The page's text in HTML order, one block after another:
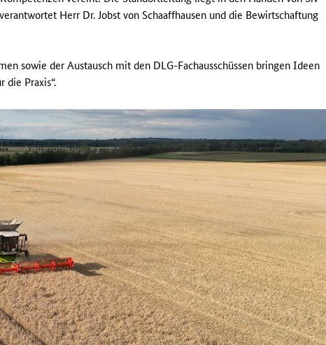
Herr Dr. Jobst von Schaaffhausen und die Bewirtschaftung
sowie der Austausch mit den DLG-Fachausschüssen bringen Ideen
die Praxis“.